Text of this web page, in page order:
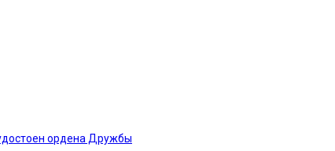
ордена Дружбы